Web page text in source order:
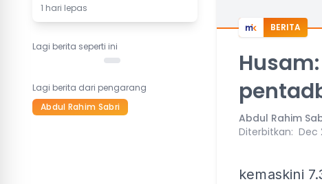
1 hari lepas
Lagi berita seperti ini
Lagi berita dari pengarang
Abdul Rahim Sabri
BERITA
Abdul Rahim
Diterbitkan: Dec
kemaskini